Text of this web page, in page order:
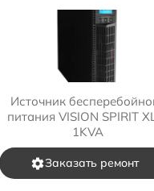
Источник
питания VISION SPIRIT
1KVA
Заказать ремонт